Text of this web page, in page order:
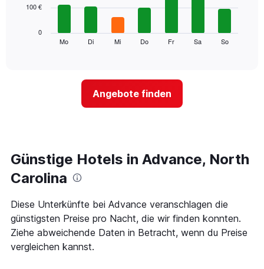
die
Monate
Zimmerpreis
anzeigt.
bars.
durchschnittlichen
jeweiligen
Wochentag.
Das
Diagramm
1
X-
Achse,
die
die
Mo Di Mi Do Fr Sa So
0
100 €
Angebote finden
Günstige Hotels in Advance, North
Carolina
Diese Unterkünfte bei Advance veranschlagen die
günstigsten Preise pro Nacht, die wir finden konnten.
Ziehe abweichende Daten in Betracht, wenn du Preise
vergleichen kannst.